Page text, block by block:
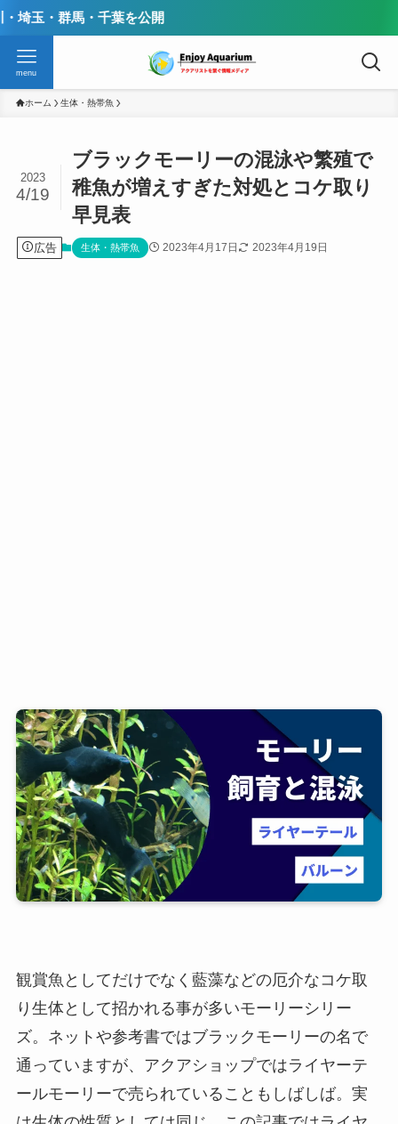
千葉を公開
menu
ホーム 生体・熱帯魚
ブラックモーリーの混泳や繁殖で
稚魚が増えすぎた対処とコケ取り
早見表
2023
4/19
広告 生体・熱帯魚 2023年4月17日 2023年4月19日
観賞魚としてだけでなく藍藻などの厄介なコケ取
り生体として招かれる事が多いモーリーシリー
ズ。ネットや参考書ではブラックモーリーの名で
通っていますが、アクアショップではライヤーテ
ールモーリーで売られていることもしばしば。実